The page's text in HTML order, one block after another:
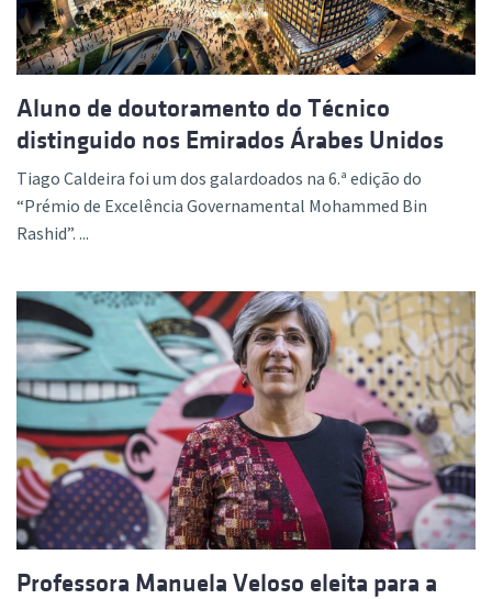
Aluno de doutoramento do Técnico
distinguido nos Emirados Árabes Unidos
Tiago Caldeira foi um dos galardoados na 6.ª edição do
“Prémio de Excelência Governamental Mohammed Bin
Rashid”. ...
Professora Manuela Veloso eleita para a